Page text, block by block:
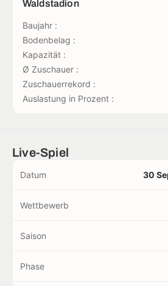
Waldstadion
Baujahr :
Bodenbelag :
Kapazität :
Ø Zuschauer :
Zuschauerrekord :
Auslastung in Prozent :
Live-Spiel
Datum 30
Wettbewerb
Saison
Phase